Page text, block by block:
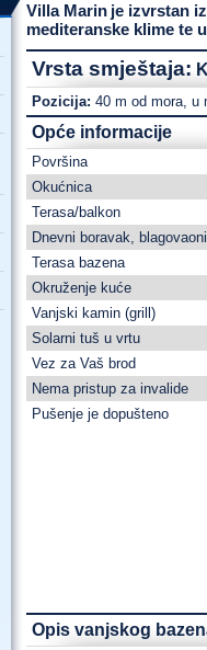
Villa Marin je izvrstan
mediteranske klime te
Vrsta smještaja:
Pozicija: 40 m od mora, u
Opće informacije
Površina
Okućnica
Terasa/balkon
Dnevni boravak,
Terasa bazena
Okruženje kuće
Vanjski kamin (grill)
Solarni tuš u vrtu
Vez za Vaš brod
Nema pristup za invalide
Pušenje je dopušteno
Opis vanjskog